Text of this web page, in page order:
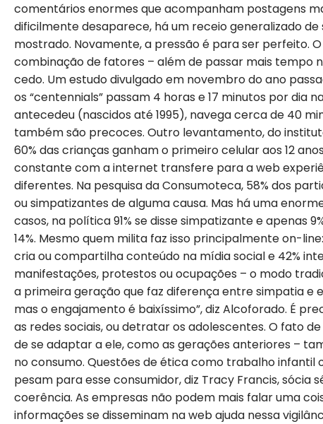
comentários enormes que acompanham postagens
dificilmente desaparece, há um receio generalizado
mostrado. Novamente, a pressão é para ser perfeito.
combinação de fatores – além de passar mais tempo
cedo. Um estudo divulgado em novembro do ano
os “centennials” passam 4 horas e 17 minutos por dia
antecedeu (nascidos até 1995), navega cerca de 40
também são precoces. Outro levantamento, do
60% das crianças ganham o primeiro celular aos 12
constante com a internet transfere para a web
diferentes. Na pesquisa da Consumoteca, 58% dos
ou simpatizantes de alguma causa. Mas há uma
casos, na política 91% se disse simpatizante e apenas
14%. Mesmo quem milita faz isso principalmente on-
cria ou compartilha conteúdo na mídia social e 42%
manifestações, protestos ou ocupações – o modo
a primeira geração que faz diferença entre simpatia e
mas o engajamento é baixíssimo”, diz Alcoforado. É
as redes sociais, ou detratar os adolescentes. O fato
de se adaptar a ele, como as gerações anteriores –
no consumo. Questões de ética como trabalho
pesam para esse consumidor, diz Tracy Francis, sócia
coerência. As empresas não podem mais falar uma
informações se disseminam na web ajuda nessa